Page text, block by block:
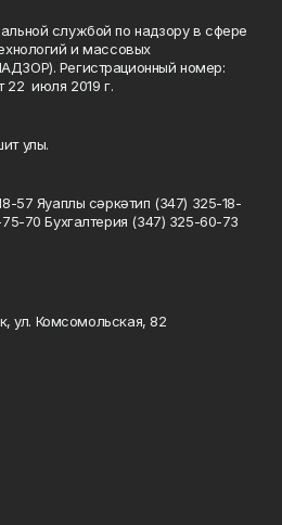
службой по надзору в сфере
и массовых
Регистрационный номер:
22 июля 2019 г.
улы.
57 Яуаплы сәркәтип (347) 325-18-
70 Бухгалтерия (347) 325-60-73
ул. Комсомольская, 82